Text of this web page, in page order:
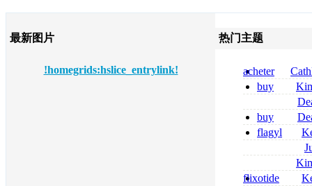
最新图片
!homegrids:hslice_entrylink!
热门主题
acheter
dapsone site
buy
zolpidem usa
tizanidine
sans
buy
pregabalin
pregabalin
flagyl
online
roxithromycin
sécurité
nolvadex
flixotide